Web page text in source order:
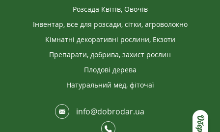
Розсада Квітів, Овочів
Інвентар, все для розсади, сітки, агроволокно
Кімнатні декоративні рослини, Екзоти
Препарати, добрива, захист рослин
Плодові дерева
Натуральний мед, фіточаї
info@dobrodar.ua